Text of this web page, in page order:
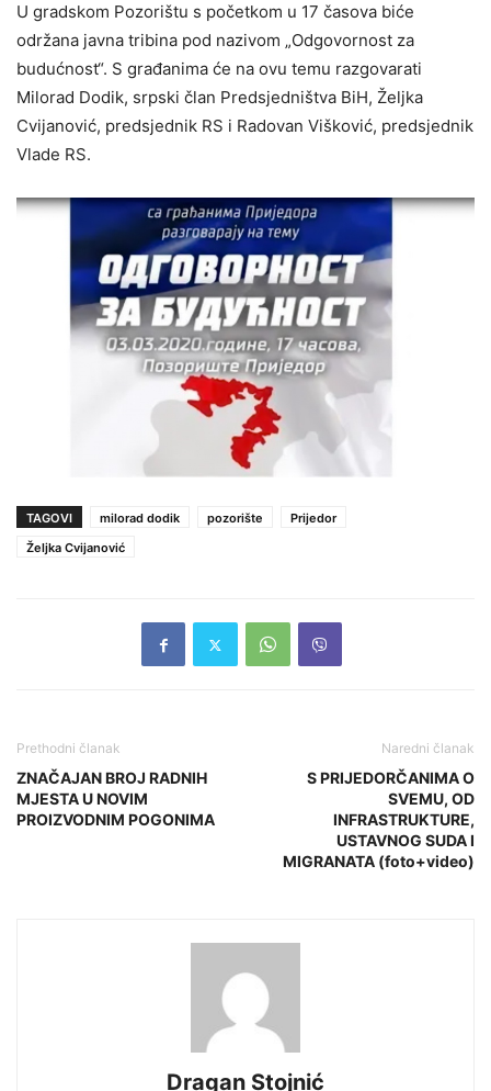
U gradskom Pozorištu s početkom u 17 časova biće
održana javna tribina pod nazivom „Odgovornost za
budućnost“. S građanima će na ovu temu razgovarati
Milorad Dodik, srpski član Predsjedništva BiH, Željka
Cvijanović, predsjednik RS i Radovan Višković, predsjednik
Vlade RS.
TAGOVI milorad dodik pozorište
Prijedor
Željka Cvijanović
Prethodni članak
ZNAČAJAN BROJ RADNIH
MJESTA U NOVIM
PROIZVODNIM POGONIMA
Naredni članak
S PRIJEDORČANIMA O
SVEMU, OD
INFRASTRUKTURE,
USTAVNOG SUDA I
MIGRANATA (foto+video)
Dragan Stojnić